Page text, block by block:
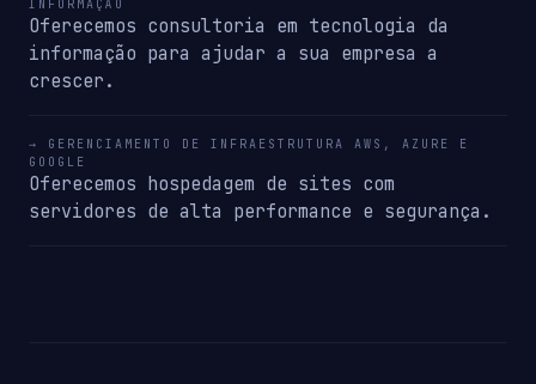
INFORMAÇÃO
Oferecemos consultoria em tecnologia da
informação para ajudar a sua empresa a
crescer.
→ GERENCIAMENTO DE INFRAESTRUTURA AWS, AZURE E
GOOGLE
Oferecemos hospedagem de sites com
servidores de alta performance e segurança.